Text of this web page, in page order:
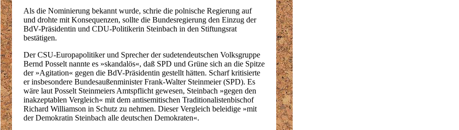
Als die Nominierung bekannt wurde, schrie die polnische Regierung auf
und drohte mit Konsequenzen, sollte die Bundesregierung den Einzug der
BdV-Präsidentin und CDU-Politikerin Steinbach in den Stiftungsrat
bestätigen.
Der CSU-Europapolitiker und Sprecher der sudetendeutschen Volksgruppe
Bernd Posselt nannte es »skandalös«, daß SPD und Grüne sich an die Spitze
der »Agitation« gegen die BdV-Präsidentin gestellt hätten. Scharf kritisierte
er insbesondere Bundesaußenminister Frank-Walter Steinmeier (SPD). Es
wäre laut Posselt Steinmeiers Amtspflicht gewesen, Steinbach »gegen den
inakzeptablen Vergleich« mit dem antisemitischen Traditionalistenbischof
Richard Williamson in Schutz zu nehmen. Dieser Vergleich beleidige »mit
der Demokratin Steinbach alle deutschen Demokraten«.